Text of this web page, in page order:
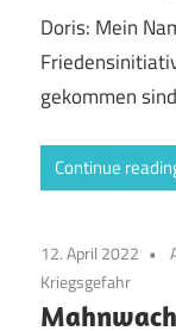
Doris: Mein
gekommen
Continue
12. April 2022
Kriegsgefahr